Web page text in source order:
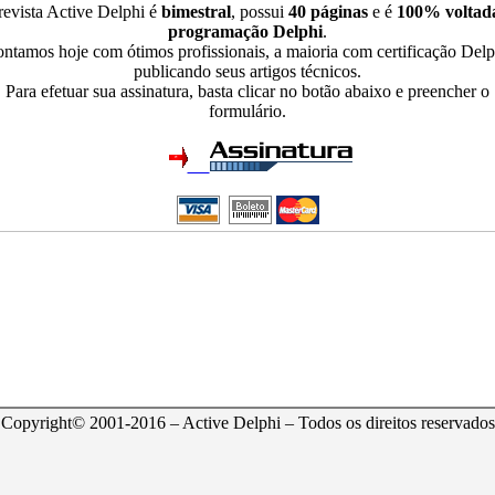
Active Delphi é bimestral, possui 40 páginas e é 100%
programação Delphi.
hoje com ótimos profissionais, a maioria com certificação
publicando seus artigos técnicos.
Para efetuar sua assinatura, basta clicar no botão abaixo e preencher o
formulário.
Copyright© 2001-2016 – Active Delphi – Todos os direitos reservados